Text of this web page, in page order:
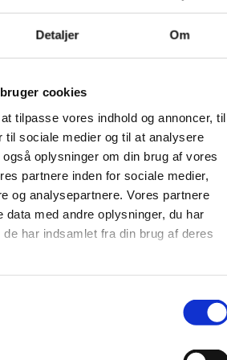
Detaljer Om
cookies
tilpasse vores indhold og annoncer, til
til sociale medier og til at analysere
oplysninger om din brug af vores
partnere inden for sociale medier,
og analysepartnere. Vores partnere
data med andre oplysninger, du har
har indsamlet fra din brug af deres
år pr. produkt, og
for alle lærere på skolen.
automatisk fornyet to gange
opsiger aftalen. Abonnementet
en måned før periodens
og find masterclasses mm.
Fortsæt som:
og
får
For institutioner og
virksomheder. Du
får vist priser ekskl.